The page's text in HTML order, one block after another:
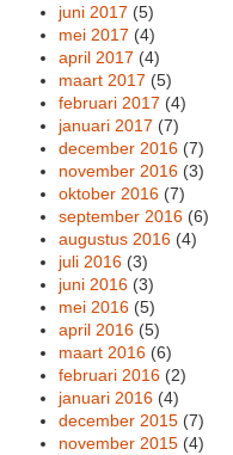
juni 2017 (5)
mei 2017 (4)
april 2017 (4)
maart 2017 (5)
februari 2017 (4)
januari 2017 (7)
december 2016 (7)
november 2016 (3)
oktober 2016 (7)
september 2016 (6)
augustus 2016 (4)
juli 2016 (3)
juni 2016 (3)
mei 2016 (5)
april 2016 (5)
maart 2016 (6)
februari 2016 (2)
januari 2016 (4)
december 2015 (7)
november 2015 (4)